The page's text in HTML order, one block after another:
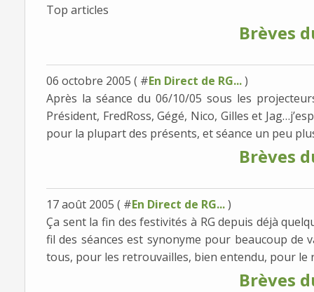
Top articles
Brèves
06 octobre 2005 ( #En Direct de RG...)
Après la séance du 06/10/05 sous les
Président, FredRoss, Gégé, Nico, Gilles et
pour la plupart des présents, et séance un peu
Brèves
17 août 2005 ( #En Direct de RG...)
Ça sent la fin des festivités à RG depuis déjà
fil des séances est synonyme pour beaucoup de
tous, pour les retrouvailles, bien entendu, pour le
Brèves